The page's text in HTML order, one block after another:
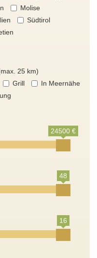
Molise
Südtirol
25 km)
Grill
In Meernähe
24500 €
48
16